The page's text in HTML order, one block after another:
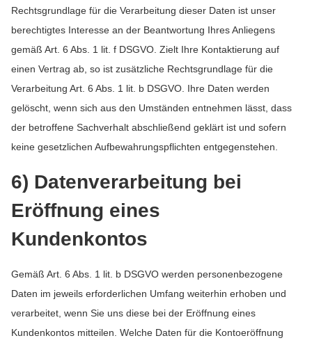
Rechtsgrundlage für die Verarbeitung dieser Daten ist unser
berechtigtes Interesse an der Beantwortung Ihres Anliegens
gemäß Art. 6 Abs. 1 lit. f DSGVO. Zielt Ihre Kontaktierung auf
einen Vertrag ab, so ist zusätzliche Rechtsgrundlage für die
Verarbeitung Art. 6 Abs. 1 lit. b DSGVO. Ihre Daten werden
gelöscht, wenn sich aus den Umständen entnehmen lässt, dass
der betroffene Sachverhalt abschließend geklärt ist und sofern
keine gesetzlichen Aufbewahrungspflichten entgegenstehen.
6) Datenverarbeitung bei
Eröffnung eines
Kundenkontos
Gemäß Art. 6 Abs. 1 lit. b DSGVO werden personenbezogene
Daten im jeweils erforderlichen Umfang weiterhin erhoben und
verarbeitet, wenn Sie uns diese bei der Eröffnung eines
Kundenkontos mitteilen. Welche Daten für die Kontoeröffnung